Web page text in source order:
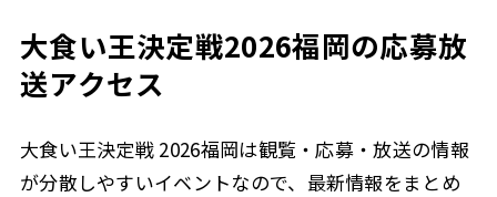
大食い王決定戦2026福岡の応募放
送アクセス
大食い王決定戦 2026福岡は観覧・応募・放送の情報
が分散しやすいイベントなので、最新情報をまとめ